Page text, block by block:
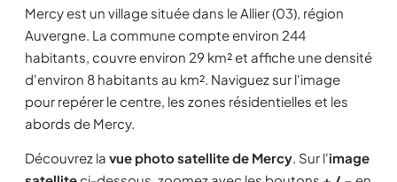
Mercy est un village située dans le Allier (03), région
Auvergne. La commune compte environ 244
habitants, couvre environ 29 km² et affiche une densité
d'environ 8 habitants au km². Naviguez sur l'image
pour repérer le centre, les zones résidentielles et les
abords de Mercy.
Découvrez la vue photo satellite de Mercy. Sur l'image